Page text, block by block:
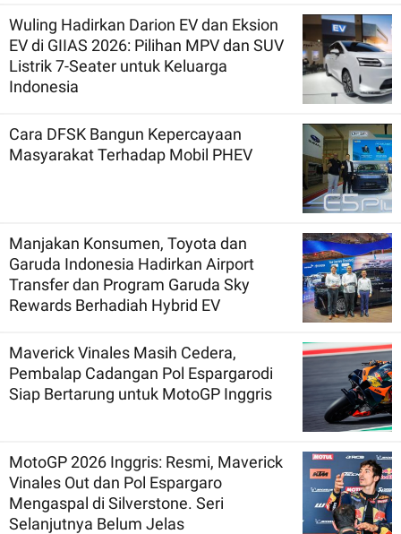
Wuling Hadirkan Darion EV dan Eksion
EV di GIIAS 2026: Pilihan MPV dan SUV
Listrik 7-Seater untuk Keluarga
Indonesia
Cara DFSK Bangun Kepercayaan
Masyarakat Terhadap Mobil PHEV
Manjakan Konsumen, Toyota dan
Garuda Indonesia Hadirkan Airport
Transfer dan Program Garuda Sky
Rewards Berhadiah Hybrid EV
Maverick Vinales Masih Cedera,
Pembalap Cadangan Pol Espargarodi
Siap Bertarung untuk MotoGP Inggris
MotoGP 2026 Inggris: Resmi, Maverick
Vinales Out dan Pol Espargaro
Mengaspal di Silverstone. Seri
Selanjutnya Belum Jelas